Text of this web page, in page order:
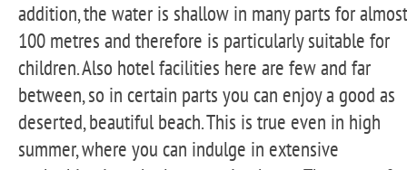
addition, the water is shallow in many parts for almost
100 metres and therefore is particularly suitable for
children. Also hotel facilities here are few and far
between, so in certain parts you can enjoy a good as
deserted, beautiful beach. This is true even in high
summer, where you can indulge in extensive